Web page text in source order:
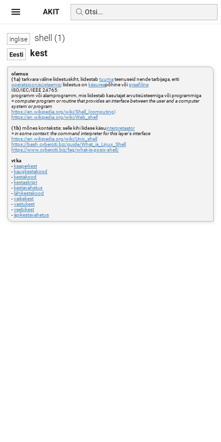
shell (1)
kest
olemus
(1a) tarkvara väline liidestuskiht, liidestabtuumateenuseid nende tarbijaga, eriti
operatsioonisüsteemis; liidestus on käsureapõhine võigraafiline
ISO/IEC/IEEE 24765:
programm või alamprogramm, mis liidestab kasutajat arvutisüsteemiga või programmiga
=computer program or routine that provides an interface between the user and a computer
system or program
https://en.wikipedia.org/wiki/Shell_(computing)
https://en.wikipedia.org/wiki/Web_shell
(1b) mõnes kontekstis: selle kihi liidese käsuinterpretaator
=in some context: the command interpreter for this layer's interface
https://en.wikipedia.org/wiki/Unix_shell
https://bash.cyberciti.biz/guide/What_is_Linux_Shell
https://www.cyberciti.biz/faq/what-is-posix-shell/
vt ka
- kaaperkest
- kaugkestakood
- kestakood
- kestaskript
- kestavahetus
- lähikestakood
-vaikekest
-vastukest
-veebikest
-äpikestavahetus
AKIT